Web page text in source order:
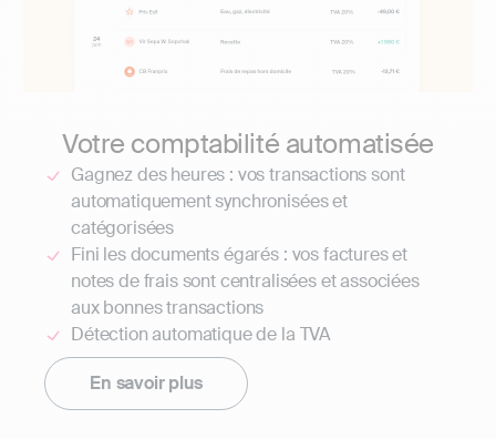
Votre comptabilité automatisée
Gagnez des heures : vos transactions sont
automatiquement synchronisées et
catégorisées
Fini les documents égarés : vos factures et
notes de frais sont centralisées et associées
aux bonnes transactions
Détection automatique de la TVA
En savoir plus